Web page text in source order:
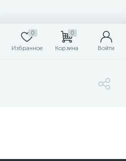
0
Избранное
0
Корзина Войти